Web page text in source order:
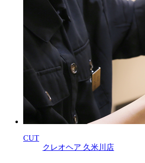
CUT
クレオヘア 久米川店